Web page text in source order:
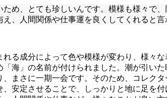
め、とても珍しいんです。模様も様々で
、人間関係や仕事運を良くしてくれると言
る成分によって色や模様が変わり、様々
海」の名前が付けられました。潮が引い
まさに一期一会です。そのため、コレク
安定させることで、しっかりと地に足を